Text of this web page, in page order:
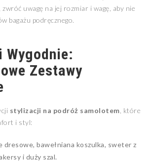
uwagę na jej rozmiar i wagę, aby nie
bagażu podręcznego.
Wygodnie:
Zestawy
stylizacji na podróż samolotem , które
i styl:
dresowe, bawełniana koszulka, sweter z
i duży szal.